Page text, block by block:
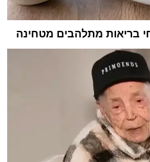
בריאות מתלהבים מטחינה